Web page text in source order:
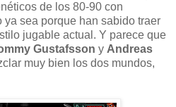
de los 80-90 con
sea porque han sabido traer
jugable actual. Y parece que
Gustafsson y Andreas
muy bien los dos mundos,